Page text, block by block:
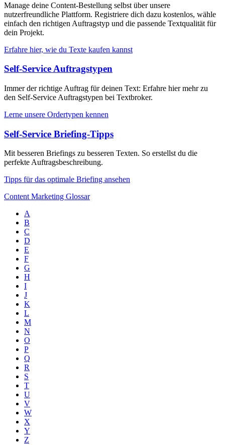
Manage deine Content-Bestellung selbst über unsere
nutzerfreundliche Plattform. Registriere dich dazu kostenlos, wähle
einfach den richtigen Auftragstyp und die passende Textqualität für
dein Projekt.
Erfahre hier, wie du Texte kaufen kannst
Self-Service Auftragstypen
Immer der richtige Auftrag für deinen Text: Erfahre hier mehr zu
den Self-Service Auftragstypen bei Textbroker.
Lerne unsere Ordertypen kennen
Self-Service Briefing-Tipps
Mit besseren Briefings zu besseren Texten. So erstellst du die
perfekte Auftragsbeschreibung.
Tipps für das optimale Briefing ansehen
Content Marketing Glossar
A
B
C
D
E
F
G
H
I
J
K
L
M
N
O
P
Q
R
S
T
U
V
W
X
Y
Z